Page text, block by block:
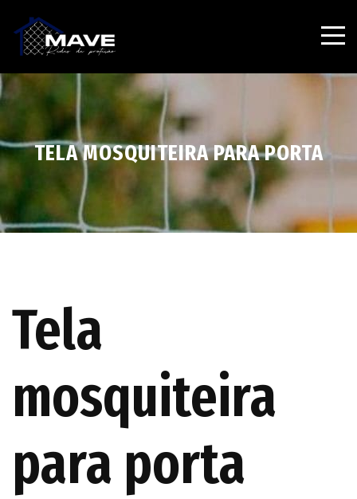
TELA MOSQUITEIRA PARA PORTA
Tela
mosquiteira
para porta